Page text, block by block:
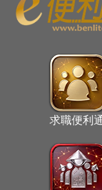
求職便利